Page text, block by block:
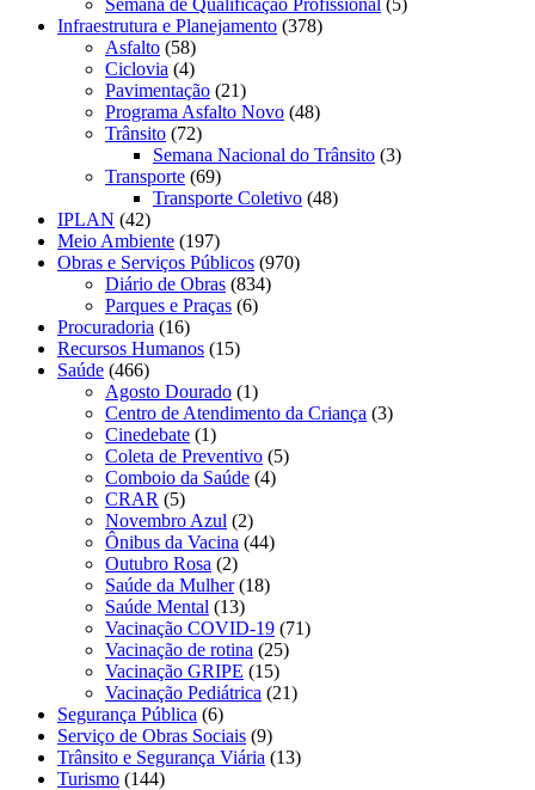
Infraestrutura e Planejamento (378)
Asfalto (58)
Ciclovia (4)
Pavimentação (21)
Programa Asfalto Novo (48)
Trânsito (72)
Semana Nacional do Trânsito (3)
Transporte (69)
Transporte Coletivo (48)
IPLAN (42)
Meio Ambiente (197)
Obras e Serviços Públicos (970)
Diário de Obras (834)
Parques e Praças (6)
Procuradoria (16)
Recursos Humanos (15)
Saúde (466)
Agosto Dourado (1)
Centro de Atendimento da Criança (3)
Cinedebate (1)
Coleta de Preventivo (5)
Comboio da Saúde (4)
CRAR (5)
Novembro Azul (2)
Ônibus da Vacina (44)
Outubro Rosa (2)
Saúde da Mulher(18)
Saúde Mental (13)
Vacinação COVID-19 (71)
Vacinação de rotina (25)
Vacinação GRIPE (15)
Vacinação Pediátrica (21)
Segurança Pública (6)
Serviço de Obras Sociais (9)
Trânsito e Segurança Viária (13)
Turismo (144)